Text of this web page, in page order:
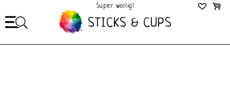
Super wollig!
Mega Gezellig!
STICKS & CUPS